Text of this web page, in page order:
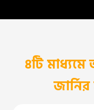
৪টি